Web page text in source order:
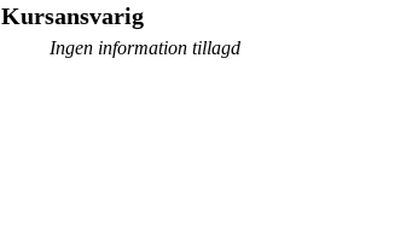
Kursansvarig
Ingen information tillagd